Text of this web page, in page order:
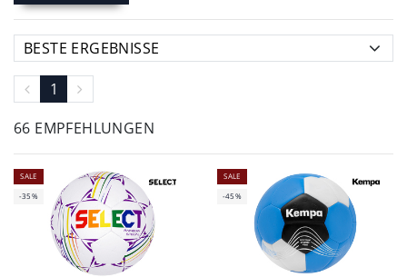
1
66 EMPFEHLUNGEN
SALE
-35%
SALE
-45%